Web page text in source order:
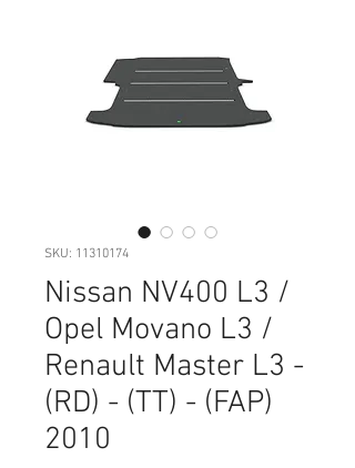
SKU: 11310174
Nissan NV400 L3 /
Opel Movano L3 /
Renault Master L3 -
(RD) - (TT) - (FAP)
2010